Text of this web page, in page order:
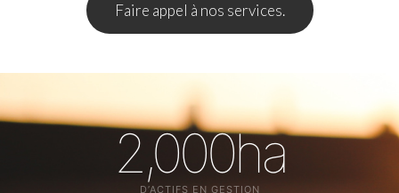
Faire appel à nos services.
D’ACTIFS EN GESTION
2,000ha